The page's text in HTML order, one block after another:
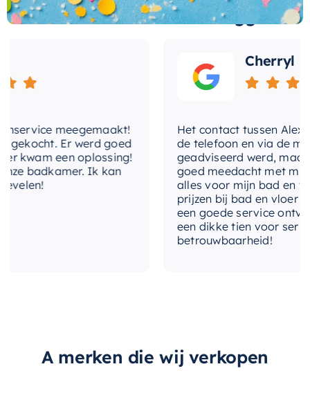
De Hotbath Cobber @work Omstelkraan
is niet
bewijs van de toewijding van Hotbath Cobber
om kwaliteit, functionaliteit en esthetiek te
combineren in één onweerstaanbaar pakket.
temperatuurbegrenzing Nee
thermostatisch Nee
Afbouwdeel
Rond
Wat andere over ons zeggen
meegemaakt!
Er werd goed
een oplossing!
badkamer. Ik kan
Cherryl
Het contact tussen Alex
de telefoon en via de
geadviseerd werd, maar
goed meedacht met mij.
alles voor mijn bad en
prijzen bij bad en vloer
een goede service
een dikke tien voor
betrouwbaarheid!
A merken die wij verkopen